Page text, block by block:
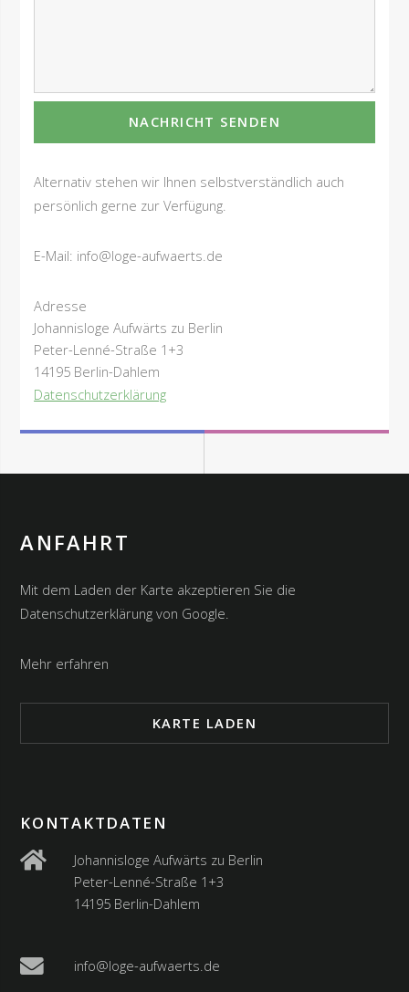
Alternativ stehen wir Ihnen selbstverständlich auch
persönlich gerne zur Verfügung.
E-Mail: info@loge-aufwaerts.de
Adresse
Johannisloge Aufwärts zu Berlin
Peter-Lenné-Straße 1+3
14195 Berlin-Dahlem
Datenschutzerklärung
ANFAHRT
Mit dem Laden der Karte akzeptieren Sie die
Datenschutzerklärung von Google.
Mehr erfahren
KARTE LADEN
KONTAKTDATEN
Johannisloge Aufwärts zu Berlin
Peter-Lenné-Straße 1+3
14195 Berlin-Dahlem
info@loge-aufwaerts.de